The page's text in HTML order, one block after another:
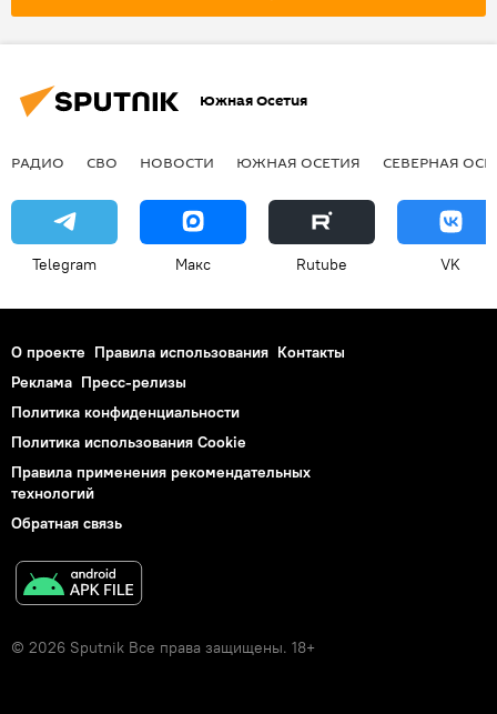
Россия
Южная Осетия
РАДИО СВО НОВОСТИ ЮЖНАЯ ОСЕТИЯ СЕВЕРНАЯ
Telegram Макс Rutube VK
О проекте Правила использования Контакты
Реклама Пресс-релизы
Политика конфиденциальности
Политика использования Cookie
Правила применения рекомендательных
технологий
Обратная связь
© 2026 Sputnik Все права защищены. 18+